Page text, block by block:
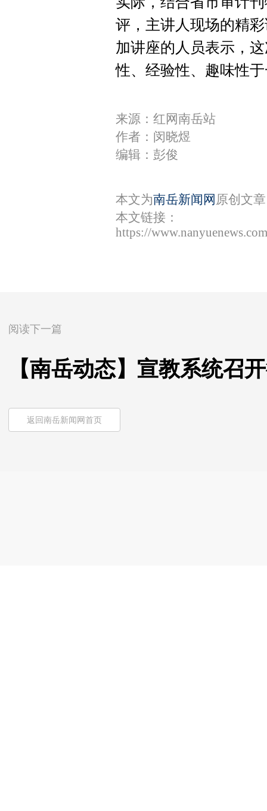
评，主讲人现场的精
加讲座的人员表示，
性、经验性、趣味性
来源：红网南岳站
作者：闵晓煜
编辑：彭俊
本文为南岳新闻网 原创文
本文链接：
https://
阅读下一篇
【南岳动态】宣教系统召
返回南岳新闻网首页